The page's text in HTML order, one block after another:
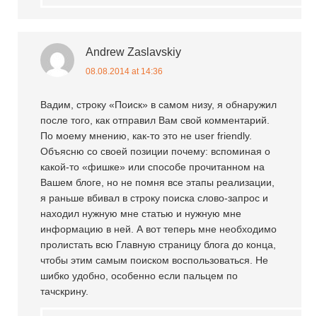
Andrew Zaslavskiy
08.08.2014 at 14:36
Вадим, строку «Поиск» в самом низу, я обнаружил
после того, как отправил Вам свой комментарий.
По моему мнению, как-то это не user friendly.
Объясню со своей позиции почему: вспоминая о
какой-то «фишке» или способе прочитанном на
Вашем блоге, но не помня все этапы реализации,
я раньше вбивал в строку поиска слово-запрос и
находил нужную мне статью и нужную мне
информацию в ней. А вот теперь мне необходимо
пролистать всю Главную страницу блога до конца,
чтобы этим самым поиском воспользоваться. Не
шибко удобно, особенно если пальцем по
тачскрину.